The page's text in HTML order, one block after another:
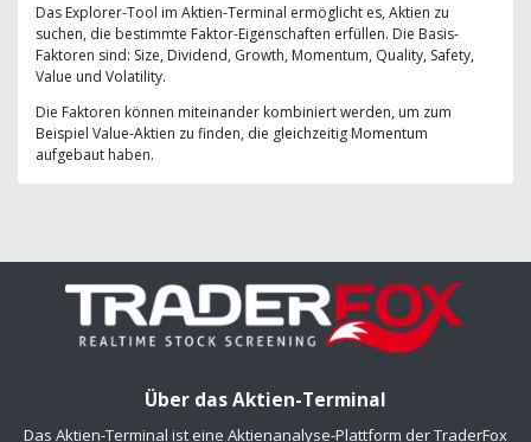
Das Explorer-Tool im Aktien-Terminal ermöglicht es, Aktien zu
suchen, die bestimmte Faktor-Eigenschaften erfüllen. Die Basis-
Faktoren sind: Size, Dividend, Growth, Momentum, Quality, Safety,
Value und Volatility.
Die Faktoren können miteinander kombiniert werden, um zum
Beispiel Value-Aktien zu finden, die gleichzeitig Momentum
aufgebaut haben.
Über das Aktien-Terminal
Das Aktien-Terminal ist eine Aktienanalyse-Plattform der TraderFox